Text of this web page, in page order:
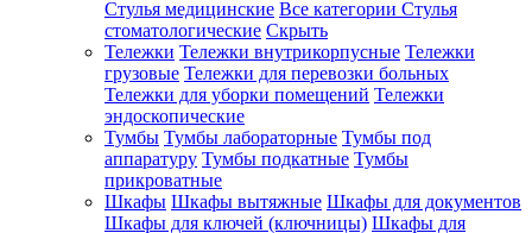
Стулья медицинские Все категории Стулья
стоматологические Скрыть
Тележки Тележки внутрикорпусные Тележки
грузовые Тележки для перевозки больных
Тележки для уборки помещений Тележки
эндоскопические
Тумбы Тумбы лабораторные Тумбы под
аппаратуру Тумбы подкатные Тумбы
прикроватные
Шкафы Шкафы вытяжные Шкафы для документов
Шкафы для ключей (ключницы) Шкафы для